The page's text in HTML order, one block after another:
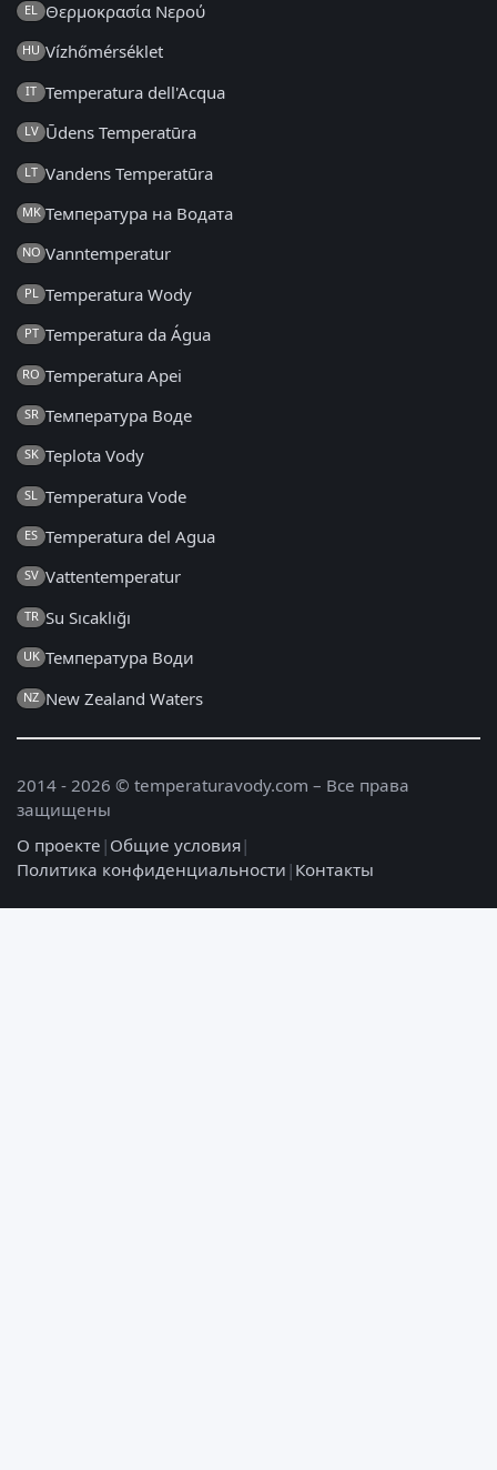
EL Θερμοκρασία Νερού
HU Vízhőmérséklet
IT Temperatura dell'Acqua
LV Ūdens Temperatūra
LT Vandens Temperatūra
MK Температура на Водата
NO Vanntemperatur
PL Temperatura Wody
PT Temperatura da Água
RO Temperatura Apei
SR Температура Воде
SK Teplota Vody
SL Temperatura Vode
ES Temperatura del Agua
SV Vattentemperatur
TR Su Sıcaklığı
UK Температура Води
NZ New Zealand Waters
2014 - 2026 © temperaturavody.com – Все права
защищены
О проекте | Общие условия|
Политика конфиденциальности | Контакты